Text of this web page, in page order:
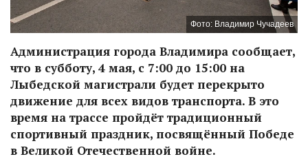
Фото: Владимир Чучадеев
Администрация города Владимира сообщает,
что в субботу, 4 мая, с 7:00 до 15:00 на
Лыбедской магистрали будет перекрыто
движение для всех видов транспорта. В это
время на трассе пройдёт традиционный
спортивный праздник, посвящённый Победе
в Великой Отечественной войне.